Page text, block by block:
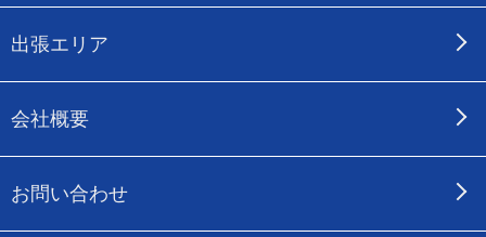
出張エリア
会社概要
お問い合わせ